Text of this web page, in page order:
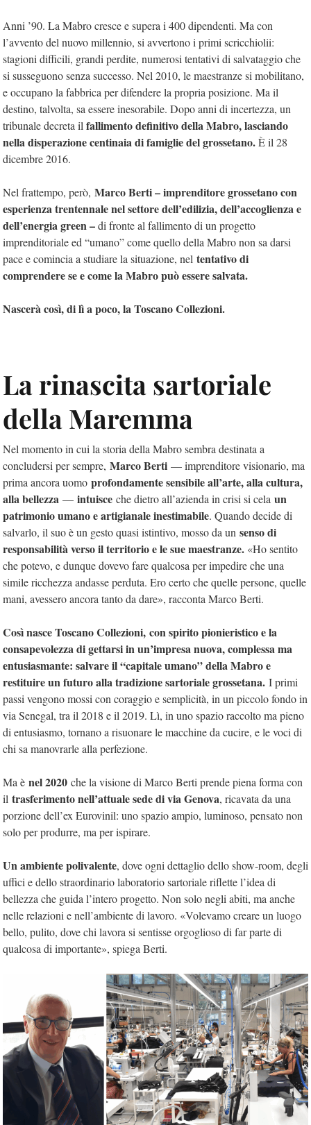
Anni ’90. La Mabro cresce e supera i 400 dipendenti. Ma con
l’avvento del nuovo millennio, si avvertono i primi scricchiolii:
stagioni difficili, grandi perdite, numerosi tentativi di salvataggio che
si susseguono senza successo. Nel 2010, le maestranze si mobilitano,
e occupano la fabbrica per difendere la propria posizione. Ma il
destino, talvolta, sa essere inesorabile. Dopo anni di incertezza, un
tribunale decreta il fallimento definitivo della Mabro, lasciando
nella disperazione centinaia di famiglie del grossetano.È il 28
dicembre 2016.
Nel frattempo, però, Marco Berti – imprenditore grossetano con
esperienza trentennale nel settore dell’edilizia, dell’accoglienza e
dell’energia green –di fronte al fallimento di un progetto
imprenditoriale ed “umano” come quello della Mabro non sa darsi
pace e comincia a studiare la situazione, nel tentativo di
comprendere se e come la Mabro può essere salvata.
Nascerà così, di lì a poco, la Toscano Collezioni.
La rinascita sartoriale
della Maremma
Nel momento in cui la storia della Mabro sembra destinata a
concludersi per sempre, Marco Berti — imprenditore visionario, ma
prima ancora uomo profondamente sensibile all’arte, alla cultura,
alla bellezza — intuisce che dietro all’azienda in crisi si cela un
patrimonio umano e artigianale inestimabile. Quando decide di
salvarlo, il suo è un gesto quasi istintivo, mosso da un senso di
responsabilità verso il territorio e le sue maestranze. «Ho sentito
che potevo, e dunque dovevo fare qualcosa per impedire che una
simile ricchezza andasse perduta. Ero certo che quelle persone, quelle
mani, avessero ancora tanto da dare», racconta Marco Berti.
Così nasce Toscano Collezioni, con spirito pionieristico e la
consapevolezza di gettarsi in un’impresa nuova, complessa ma
entusiasmante: salvare il “capitale umano” della Mabro e
restituire un futuro alla tradizione sartoriale grossetana. I primi
passi vengono mossi con coraggio e semplicità, in un piccolo fondo in
via Senegal, tra il 2018 e il 2019. Lì, in uno spazio raccolto ma pieno
di entusiasmo, tornano a risuonare le macchine da cucire, e le voci di
chi sa manovrarle alla perfezione.
Ma è nel 2020 che la visione di Marco Berti prende piena forma con
il trasferimento nell’attuale sede di via Genova, ricavata da una
porzione dell’ex Eurovinil: uno spazio ampio, luminoso, pensato non
solo per produrre, ma per ispirare.
Un ambiente polivalente, dove ogni dettaglio dello show-room, degli
uffici e dello straordinario laboratorio sartoriale riflette l’idea di
bellezza che guida l’intero progetto. Non solo negli abiti, ma anche
nelle relazioni e nell’ambiente di lavoro. «Volevamo creare un luogo
bello, pulito, dove chi lavora si sentisse orgoglioso di far parte di
qualcosa di importante», spiega Berti.